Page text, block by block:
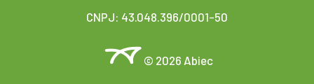
CNPJ: 43.048.396/0001-50
© 2026 Abiec